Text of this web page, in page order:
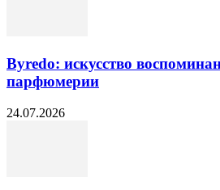
Byredo: искусство
парфюмерии
24.07.2026